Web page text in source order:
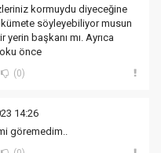
kormuydu diyeceğine
söyleyebiliyor musun
yerin başkanı mı. Ayrıca
önce
(0)
14:26
göremedim..